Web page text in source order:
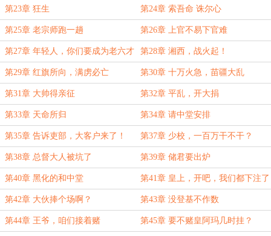
第23章 狂生 第24章 索吾命 诛尔心
第25章 老宗师跑一趟 第26章 上官不易下官难
第27章 年轻人，你们要成为老六才
行
第28章 湘西，战火起！
第29章 红旗所向，满虏必亡 第30章 十万火急，苗疆大乱
第31章 大帅得亲征 第32章 平乱，开大捐
第33章 天命所归 第34章 请中堂安排
第35章 告诉吏部，大客户来了！ 第37章 少校，一百万干不干？
第38章 总督大人被坑了 第39章 储君要出炉
第40章 黑化的和中堂 第41章 皇上，开吧，我们都下注了
第42章 大伙捧个场啊？ 第43章 没登基不作数
第44章 王爷，咱们接着赌 第45章 要不赌皇阿玛几时挂？